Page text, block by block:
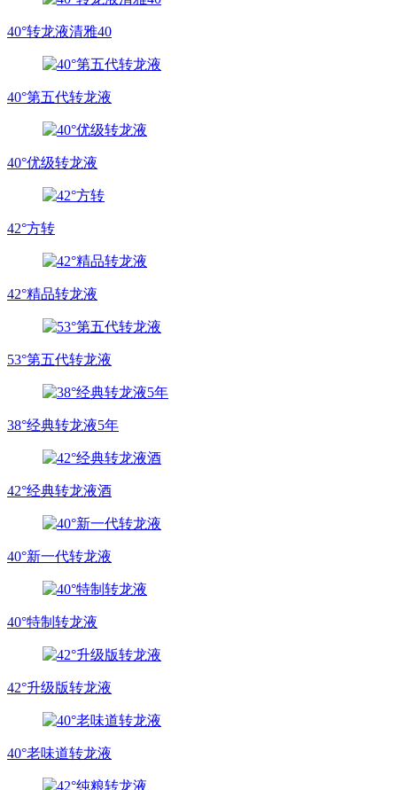
40°转龙液清雅40
40°第五代转龙液
40°优级转龙液
42°方转
42°精品转龙液
53°第五代转龙液
38°经典转龙液5年
42°经典转龙液酒
40°新一代转龙液
40°特制转龙液
42°升级版转龙液
40°老味道转龙液